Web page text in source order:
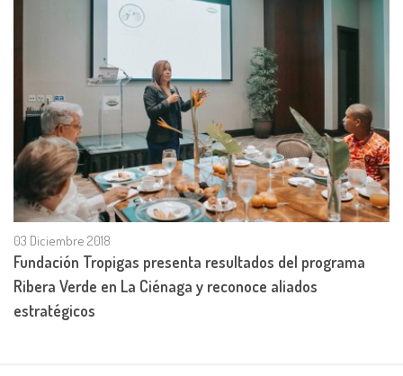
03 Diciembre 2018
Fundación Tropigas presenta resultados del programa
Ribera Verde en La Ciénaga y reconoce aliados
estratégicos